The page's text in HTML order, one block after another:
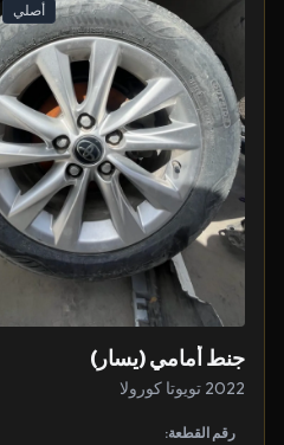
أصلي
جنط أمامي (يسار)
2022 تويوتا كورولا
رقم القطعة: